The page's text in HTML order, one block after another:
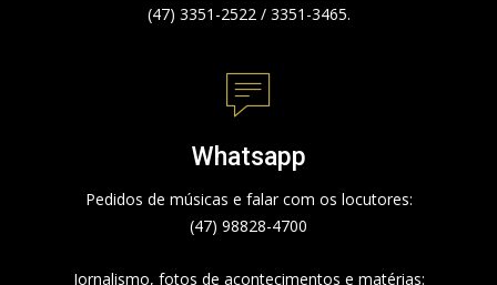
(47) 3351-2522 / 3351-3465.
Whatsapp
Pedidos de músicas e falar com os locutores:
(47) 98828-4700
Jornalismo, fotos de acontecimentos e matérias: